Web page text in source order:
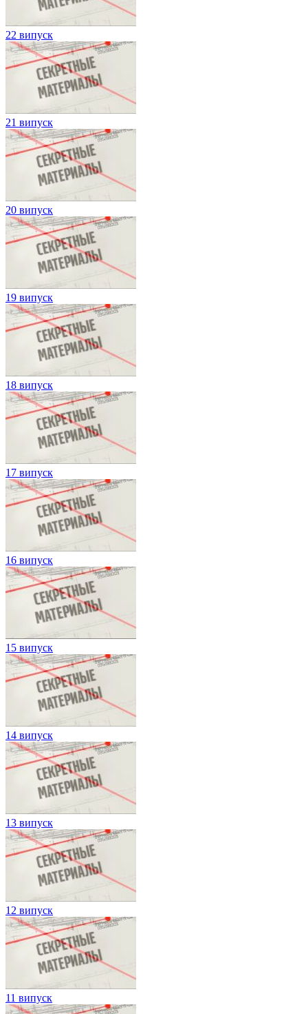
22 випуск
21 випуск
20 випуск
19 випуск
18 випуск
17 випуск
16 випуск
15 випуск
14 випуск
13 випуск
12 випуск
11 випуск